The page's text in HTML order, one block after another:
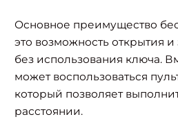
Основное преимущество
это возможность открытия
без использования ключа.
может воспользоваться
который позволяет
расстоянии.